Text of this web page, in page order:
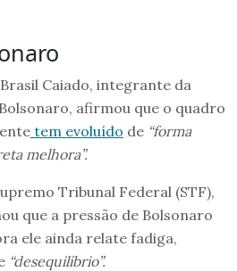
Caiado, integrante da
afirmou que o quadro
tem evoluído de “forma
melhora”.
Tribunal Federal (STF),
que a pressão de Bolsonaro
ele ainda relate fadiga,
“desequilíbrio”.